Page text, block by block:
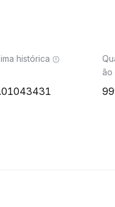
histórica
ão